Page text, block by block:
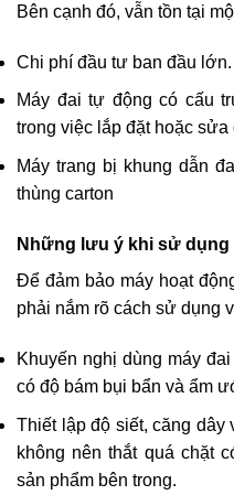
Bên cạnh đó, vẫn tồn tại
Chi phí đầu tư ban đầu lớn.
Máy đai tự động có cấu
trong việc lắp đặt hoặc
Máy trang bị khung dẫn
thùng carton
Những lưu ý khi sử dụng
Để đảm bảo máy hoạt
phải nắm rõ cách sử dụng
Khuyến nghị dùng máy
có độ bám bụi bẩn và ẩm
Thiết lập độ siết, căng
không nên thắt quá chặt
sản phẩm bên trong.